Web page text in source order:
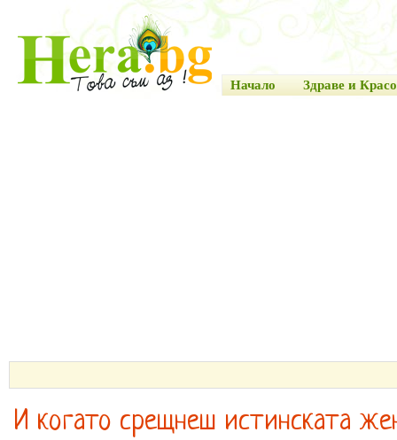
Начало Здраве и
И когато срещнеш истинската